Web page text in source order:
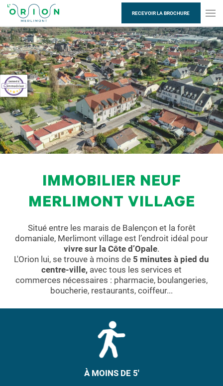
Passer au contenu RECEVOIR LA BROCHURE
IMMOBILIER NEUF
MERLIMONT VILLAGE
Situé entre les marais de Balençon et la forêt
domaniale, Merlimont village est l’endroit idéal pour
vivre sur la Côte d’Opale.
L'Orion lui, se trouve à moins de 5 minutes à pied du
centre-ville, avec tous les services et
commerces nécessaires : pharmacie, boulangeries,
boucherie, restaurants, coiffeur...
À MOINS DE 5'